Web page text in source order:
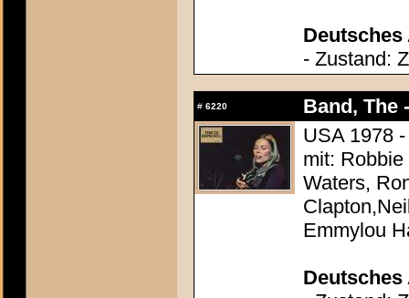
Deutsches
- Zustand:
# 6220
Band, The
USA 1978
mit:
Waters,
Emmylou
Deutsches